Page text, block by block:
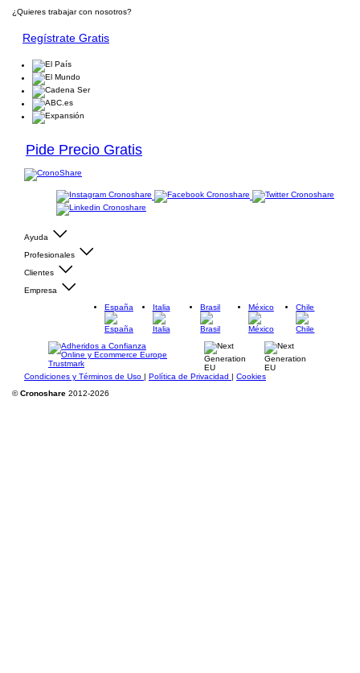
¿Quieres trabajar con nosotros?
Regístrate Gratis
Pide Precio Gratis
Ayuda
Profesionales
Clientes
Empresa
España
Italia Brasil México Chile
Condiciones y Términos de Uso | Política de Privacidad | Cookies
©Cronoshare 2012-2026